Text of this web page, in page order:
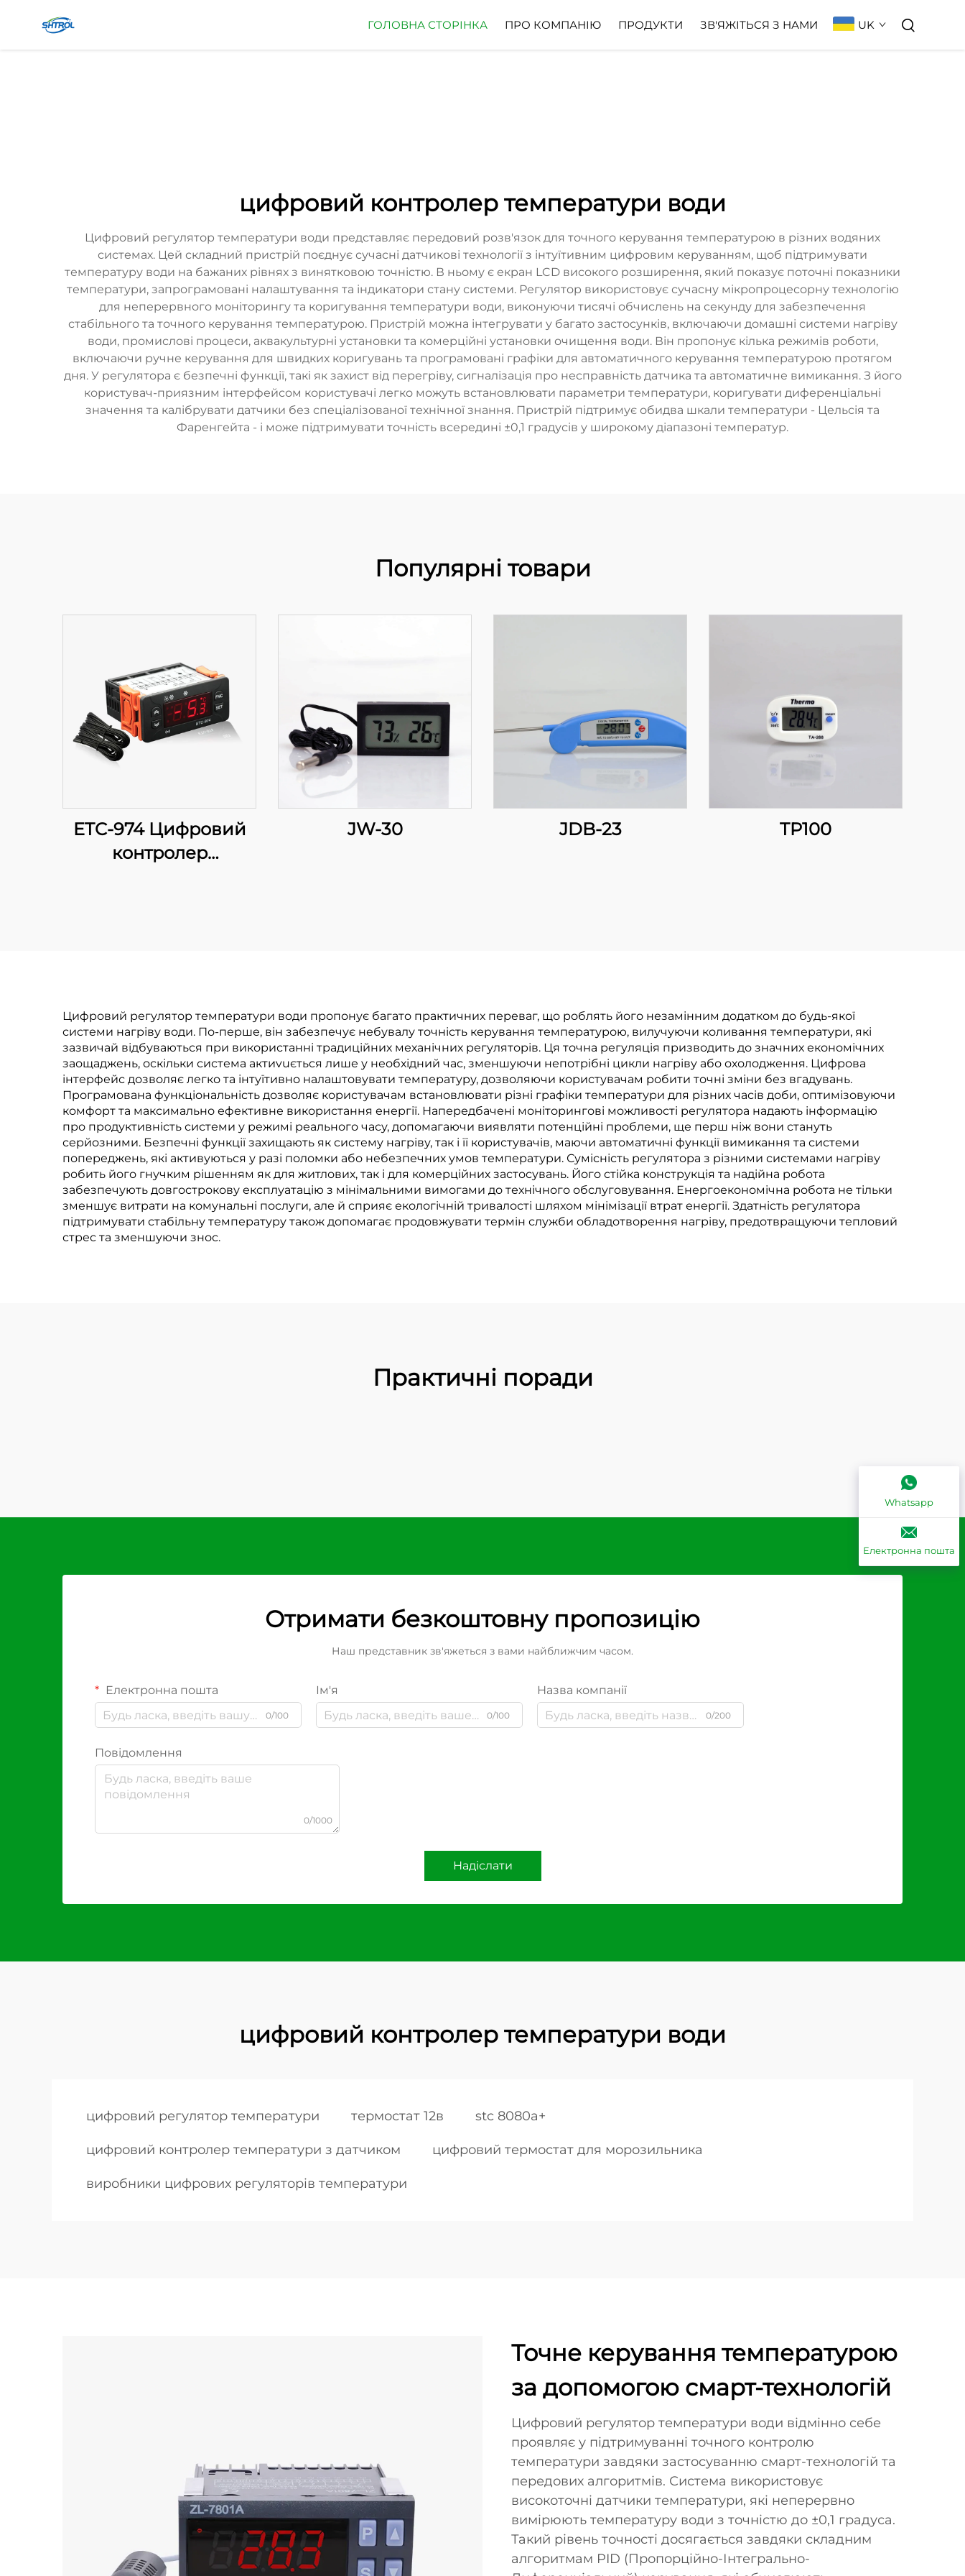
ГОЛОВНА СТОРІНКА ПРО КОМПАНІЮ ПРОДУКТИ ЗВ'ЯЖІТЬСЯ З НАМИ UK
цифровий контролер температури води
Цифровий регулятор температури води представляє передовий розв'язок для точного керування температурою в різних водяних
системах. Цей складний пристрій поєднує сучасні датчикові технології з інтуїтивним цифровим керуванням, щоб підтримувати
температуру води на бажаних рівнях з винятковою точністю. В ньому є екран LCD високого розширення, який показує поточні показники
температури, запрограмовані налаштування та індикатори стану системи. Регулятор використовує сучасну мікропроцесорну технологію
для неперервного моніторингу та коригування температури води, виконуючи тисячі обчислень на секунду для забезпечення
стабільного та точного керування температурою. Пристрій можна інтегрувати у багато застосунків, включаючи домашні системи нагріву
води, промислові процеси, аквакультурні установки та комерційні установки очищення води. Він пропонує кілька режимів роботи,
включаючи ручне керування для швидких коригувань та програмовані графіки для автоматичного керування температурою протягом
дня. У регулятора є безпечні функції, такі як захист від перегріву, сигналізація про несправність датчика та автоматичне вимикання. З його
користувач-приязним інтерфейсом користувачі легко можуть встановлювати параметри температури, коригувати диференціальні
значення та калібрувати датчики без спеціалізованої технічної знання. Пристрій підтримує обидва шкали температури - Цельсія та
Фаренгейта - і може підтримувати точність всередині ±0,1 градусів у широкому діапазоні температур.
Популярні товари
ETC-974 Цифровий
контролер
JW-30 JDB-23 TP100
Цифровий регулятор температури води пропонує багато практичних переваг, що роблять його незамінним додатком до будь-якої
системи нагріву води. По-перше, він забезпечує небувалу точність керування температурою, вилучуючи коливання температури, які
зазвичай відбуваються при використанні традиційних механічних регуляторів. Ця точна регуляція призводить до значних економічних
заощаджень, оскільки система актиvuється лише у необхідний час, зменшуючи непотрібні цикли нагріву або охолодження. Цифрова
інтерфейс дозволяє легко та інтуїтивно налаштовувати температуру, дозволяючи користувачам робити точні зміни без вгадувань.
Програмована функціональність дозволяє користувачам встановлювати різні графіки температури для різних часів доби, оптимізовуючи
комфорт та максимально ефективне використання енергії. Напередбачені моніторингові можливості регулятора надають інформацію
про продуктивність системи у режимі реального часу, допомагаючи виявляти потенційні проблеми, ще перш ніж вони стануть
серйозними. Безпечні функції захищають як систему нагріву, так і її користувачів, маючи автоматичні функції вимикання та системи
попереджень, які активуються у разі поломки або небезпечних умов температури. Сумісність регулятора з різними системами нагріву
робить його гнучким рішенням як для житлових, так і для комерційних застосувань. Його стійка конструкція та надійна робота
забезпечують довгострокову експлуатацію з мінімальними вимогами до технічного обслуговування. Енергоекономічна робота не тільки
зменшує витрати на комунальні послуги, але й сприяє екологічній тривалості шляхом мінімізації втрат енергії. Здатність регулятора
підтримувати стабільну температуру також допомагає продовжувати термін служби обладотворення нагріву, предотвращуючи тепловий
стрес та зменшуючи знос.
Практичні поради
Отримати безкоштовну пропозицію
Наш представник зв'яжеться з вами найближчим часом.
Електронна пошта
0/100
Ім'я
0/100
Назва компанії
0/200
Повідомлення
0/1000
Надіслати
цифровий контролер температури води
цифровий регулятор температури термостат 12в stc 8080a+
цифровий контролер температури з датчиком цифровий термостат для морозильника
виробники цифрових регуляторів температури
Точне керування температурою
за допомогою смарт-технологій
Цифровий регулятор температури води відмінно себе
проявляє у підтримуванні точного контролю
температури завдяки застосуванню смарт-технологій та
передових алгоритмів. Система використовує
високоточні датчики температури, які неперервно
вимірюють температуру води з точністю до ±0,1 градуса.
Такий рівень точності досягається завдяки складним
алгоритмам PID (Пропорційно-Інтегрально-
Whatsapp
Електронна пошта